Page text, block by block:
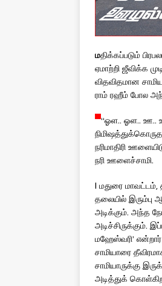
மதிக்கப்படும்
ஏமாற்றி ஜீவிக்க
விதவிதமான
ராம் ரஹீம் போல
‘‘ஓள.. ஓள.. ஊ..
நரிமாதிரி
நரி ஊளைச்சாமி.
l மதுரை மாவட்டம்,
தலையில் இரும்பு
அடிக்கும். அந்த
அடிச்சிருக்கும்.
மஹேஸ்வரி’
சாமியாரை
சாமியாருக்கு
அடித்துக்